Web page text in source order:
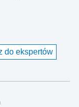
do ekspertów